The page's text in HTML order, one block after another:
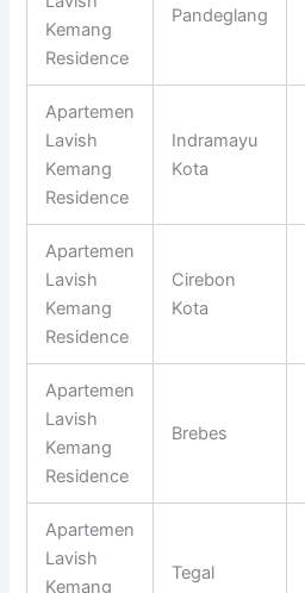
Kemang
Residence
Pandeglang
Apartemen
Lavish
Kemang
Residence
Indramayu
Kota
Apartemen
Lavish
Kemang
Residence
Cirebon
Kota
Apartemen
Lavish
Kemang
Residence
Brebes
Apartemen
Lavish
Kemang
Tegal